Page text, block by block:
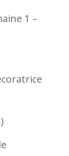
1 –